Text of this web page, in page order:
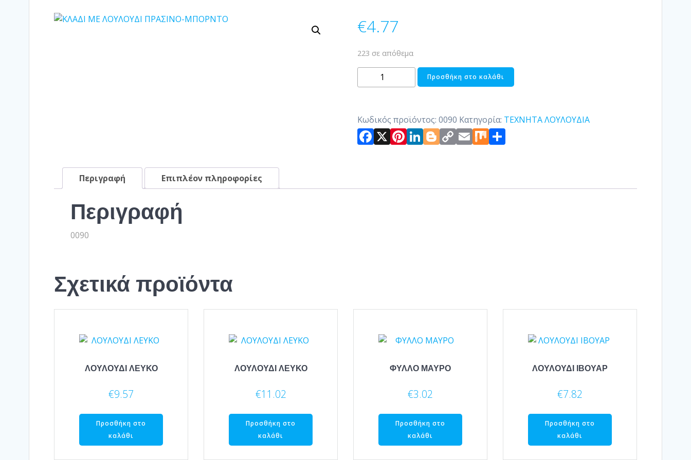
€4.77
223 σε απόθεμα
ΜΕ
ΜΠΟΡΝΤΟ
ποσότητα
Προσθήκη στο καλάθι
Κωδικός προϊόντος: 0090 Κατηγορία: ΤΕΧΝΗΤΑ ΛΟΥΛΟΥΔΙΑ
Facebook
X Pinterest
LinkedIn
Blogger
Copy
Link
Email
MixΜοιραστείτε
Περιγραφή Επιπλέον πληροφορίες
Περιγραφή
0090
Σχετικά προϊόντα
ΛΟΥΛΟΥΔΙ ΛΕΥΚΟ
€9.57
Προσθήκη στο
καλάθι
ΛΟΥΛΟΥΔΙ ΛΕΥΚΟ
€11.02
Προσθήκη στο
καλάθι
ΦΥΛΛΟ ΜΑΥΡΟ
€3.02
Προσθήκη στο
καλάθι
ΛΟΥΛΟΥΔΙ ΙΒΟΥΑΡ
€7.82
Προσθήκη στο
καλάθι